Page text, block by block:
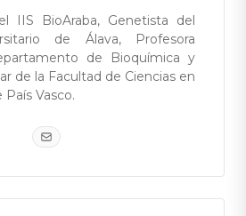
IIS BioAraba, Genetista del
de Álava, Profesora
de Bioquímica y
de la Facultad de Ciencias en
País Vasco.